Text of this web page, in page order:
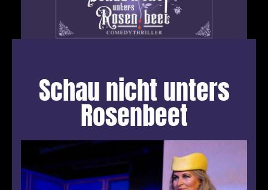
Vereinsgeschichte
Schau nicht unters
Rosenbeet